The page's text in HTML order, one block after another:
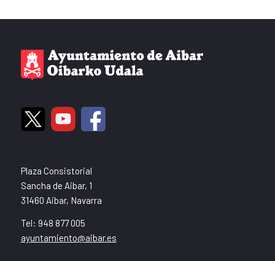
Plaza Consistorial
Sancha de Aibar, 1
31460 Aibar, Navarra
Tel: 948 877 005
ayuntamiento@aibar.es